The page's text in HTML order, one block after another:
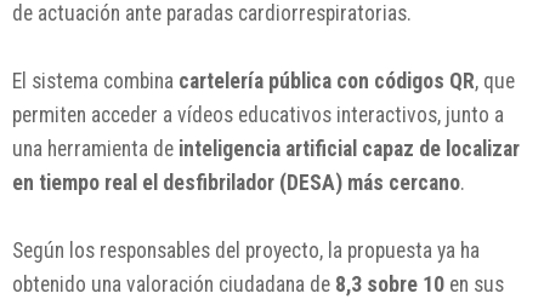
de actuación ante paradas cardiorrespiratorias.
El sistema combina cartelería pública con códigos QR, que
permiten acceder a vídeos educativos interactivos, junto a
una herramienta de inteligencia artificial capaz de localizar
en tiempo real el desfibrilador (DESA) más cercano.
Según los responsables del proyecto, la propuesta ya ha
obtenido una valoración ciudadana de 8,3 sobre 10 en sus